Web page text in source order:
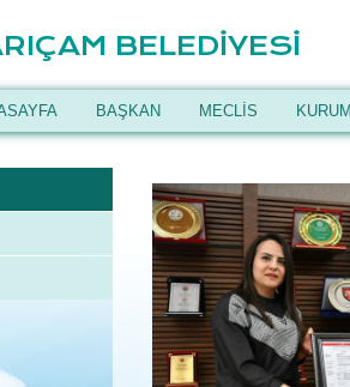
BELEDİYESİ
BAŞKAN MECLİS